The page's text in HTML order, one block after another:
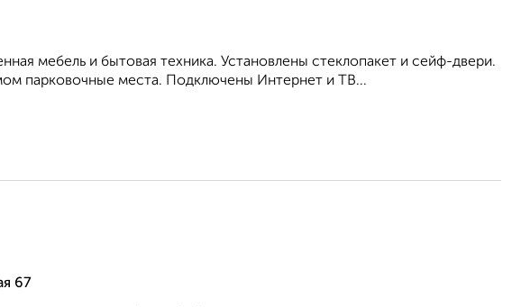
мебель и бытовая техника. Установлены стеклопакет и сейф-двери.
парковочные места. Подключены Интернет и ТВ...
67